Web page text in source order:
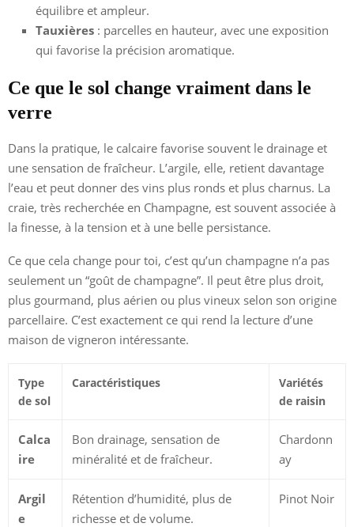
équilibre et ampleur.
Tauxières : parcelles en hauteur, avec une exposition
qui favorise la précision aromatique.
Ce que le sol change vraiment dans le
verre
Dans la pratique, le calcaire favorise souvent le drainage et
une sensation de fraîcheur. L’argile, elle, retient davantage
l’eau et peut donner des vins plus ronds et plus charnus. La
craie, très recherchée en Champagne, est souvent associée à
la finesse, à la tension et à une belle persistance.
Ce que cela change pour toi, c’est qu’un champagne n’a pas
seulement un “goût de champagne”. Il peut être plus droit,
plus gourmand, plus aérien ou plus vineux selon son origine
parcellaire. C’est exactement ce qui rend la lecture d’une
maison de vigneron intéressante.
Type
de sol
Caractéristiques
Variétés
de raisin
Calca
ire
Bon drainage, sensation de
minéralité et de fraîcheur.
Chardonn
ay
Argil
e
Rétention d’humidité, plus de
richesse et de volume.
Pinot Noir